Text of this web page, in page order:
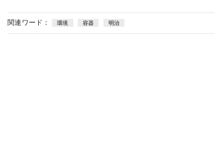
関連ワード： 環境 容器 明治